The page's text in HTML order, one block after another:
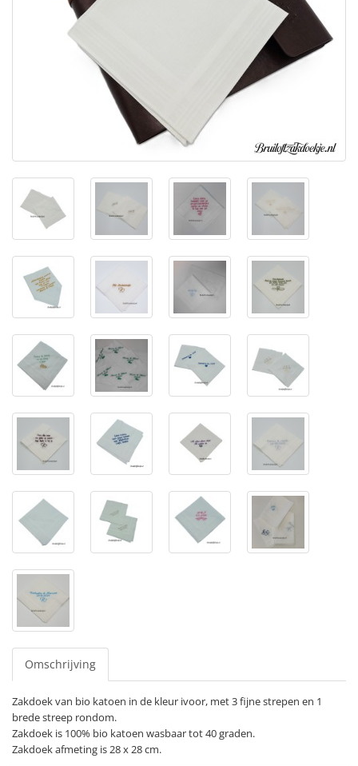
Omschrijving
Zakdoek van bio katoen in de kleur ivoor, met 3 fijne strepen en 1
brede streep rondom.
Zakdoek is 100% bio katoen wasbaar tot 40 graden.
Zakdoek afmeting is 28 x 28 cm.